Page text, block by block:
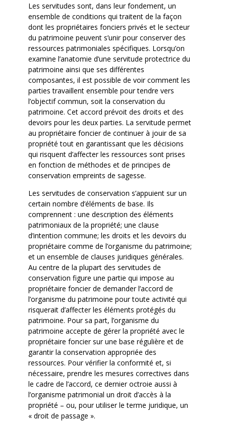
Les servitudes sont, dans leur fondement, un
ensemble de conditions qui traitent de la façon
dont les propriétaires fonciers privés et le secteur
du patrimoine peuvent s’unir pour conserver des
ressources patrimoniales spécifiques. Lorsqu’on
examine l’anatomie d’une servitude protectrice du
patrimoine ainsi que ses différentes
composantes, il est possible de voir comment les
parties travaillent ensemble pour tendre vers
l’objectif commun, soit la conservation du
patrimoine. Cet accord prévoit des droits et des
devoirs pour les deux parties. La servitude permet
au propriétaire foncier de continuer à jouir de sa
propriété tout en garantissant que les décisions
qui risquent d’affecter les ressources sont prises
en fonction de méthodes et de principes de
conservation empreints de sagesse.
Les servitudes de conservation s’appuient sur un
certain nombre d’éléments de base. Ils
comprennent : une description des éléments
patrimoniaux de la propriété; une clause
d’intention commune; les droits et les devoirs du
propriétaire comme de l’organisme du patrimoine;
et un ensemble de clauses juridiques générales.
Au centre de la plupart des servitudes de
conservation figure une partie qui impose au
propriétaire foncier de demander l’accord de
l’organisme du patrimoine pour toute activité qui
risquerait d’affecter les éléments protégés du
patrimoine. Pour sa part, l’organisme du
patrimoine accepte de gérer la propriété avec le
propriétaire foncier sur une base régulière et de
garantir la conservation appropriée des
ressources. Pour vérifier la conformité et, si
nécessaire, prendre les mesures correctives dans
le cadre de l’accord, ce dernier octroie aussi à
l’organisme patrimonial un droit d’accès à la
propriété – ou, pour utiliser le terme juridique, un
« droit de passage ».